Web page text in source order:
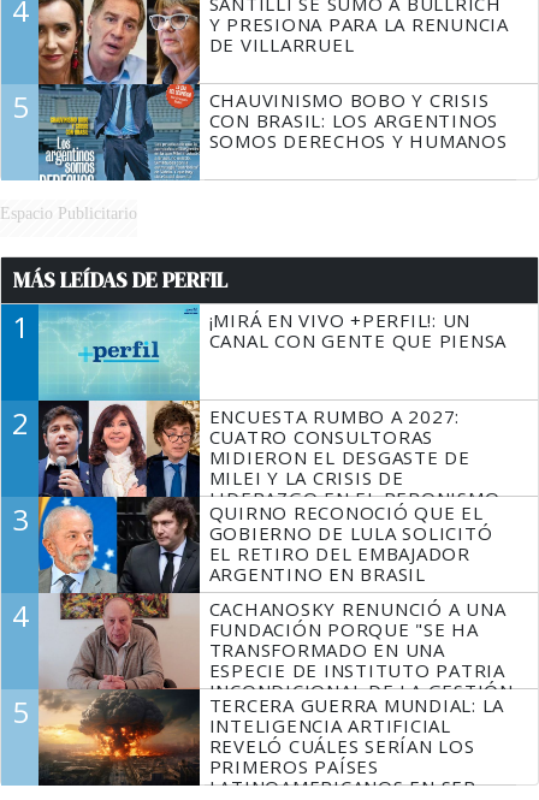
4
Y PRESIONA PARA LA RENUNCIA
DE VILLARRUEL
5
CHAUVINISMO BOBO Y CRISIS
CON BRASIL: LOS ARGENTINOS
SOMOS DERECHOS Y HUMANOS
Espacio Publicitario
MÁS LEÍDAS DE PERFIL
1
¡MIRÁ EN VIVO +PERFIL!: UN
CANAL CON GENTE QUE PIENSA
2
ENCUESTA RUMBO A 2027:
CUATRO CONSULTORAS
MIDIERON EL DESGASTE DE
MILEI Y LA CRISIS DE
LIDERAZGO EN EL PERONISMO
3
QUIRNO RECONOCIÓ QUE EL
GOBIERNO DE LULA SOLICITÓ
EL RETIRO DEL EMBAJADOR
ARGENTINO EN BRASIL
4
CACHANOSKY RENUNCIÓ A UNA
FUNDACIÓN PORQUE "SE HA
TRANSFORMADO EN UNA
ESPECIE DE INSTITUTO PATRIA
INCONDICIONAL DE LA GESTIÓN
DE MILEI"
5
TERCERA GUERRA MUNDIAL: LA
INTELIGENCIA ARTIFICIAL
REVELÓ CUÁLES SERÍAN LOS
PRIMEROS PAÍSES
LATINOAMERICANOS EN SER